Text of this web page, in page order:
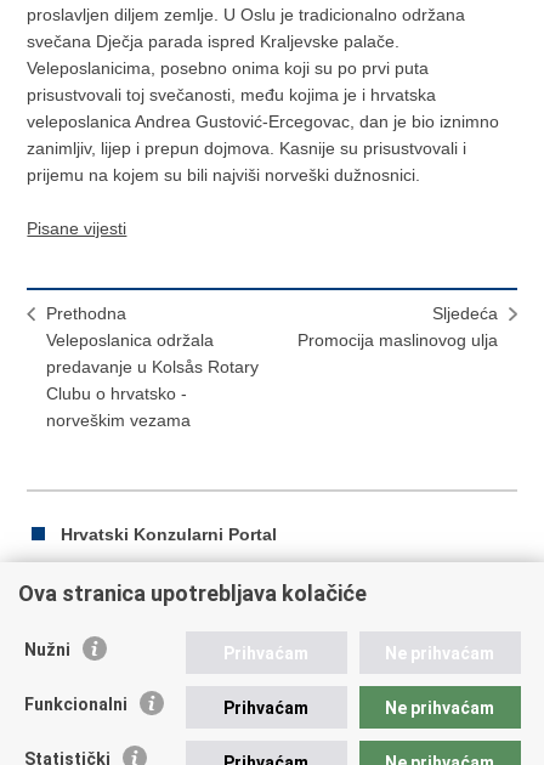
proslavljen diljem zemlje. U Oslu je tradicionalno održana
svečana Dječja parada ispred Kraljevske palače.
Veleposlanicima, posebno onima koji su po prvi puta
prisustvovali toj svečanosti, među kojima je i hrvatska
veleposlanica Andrea Gustović-Ercegovac, dan je bio iznimno
zanimljiv, lijep i prepun dojmova. Kasnije su prisustvovali i
prijemu na kojem su bili najviši norveški dužnosnici.
Pisane vijesti
Prethodna
Veleposlanica održala
predavanje u Kolsås Rotary
Clubu o hrvatsko -
norveškim vezama
Sljedeća
Promocija maslinovog ulja
Hrvatski Konzularni Portal
Ispiši
Podijeli
Facebooku
Twitteru
Republika Hrvatska
Ova stranica upotrebljava kolačiće
Nužni Prihvaćam Ne prihvaćam
Funkcionalni Prihvaćam Ne prihvaćam
Statistički